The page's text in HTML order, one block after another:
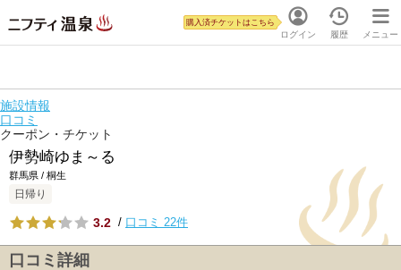
ログイン
購入済チケットはこちら
履歴 メニュー
施設情報
口コミ
クーポン・チケット
伊勢崎ゆま～る
群馬県 / 桐生
日帰り
3.2 / 口コミ 22件
口コミ詳細